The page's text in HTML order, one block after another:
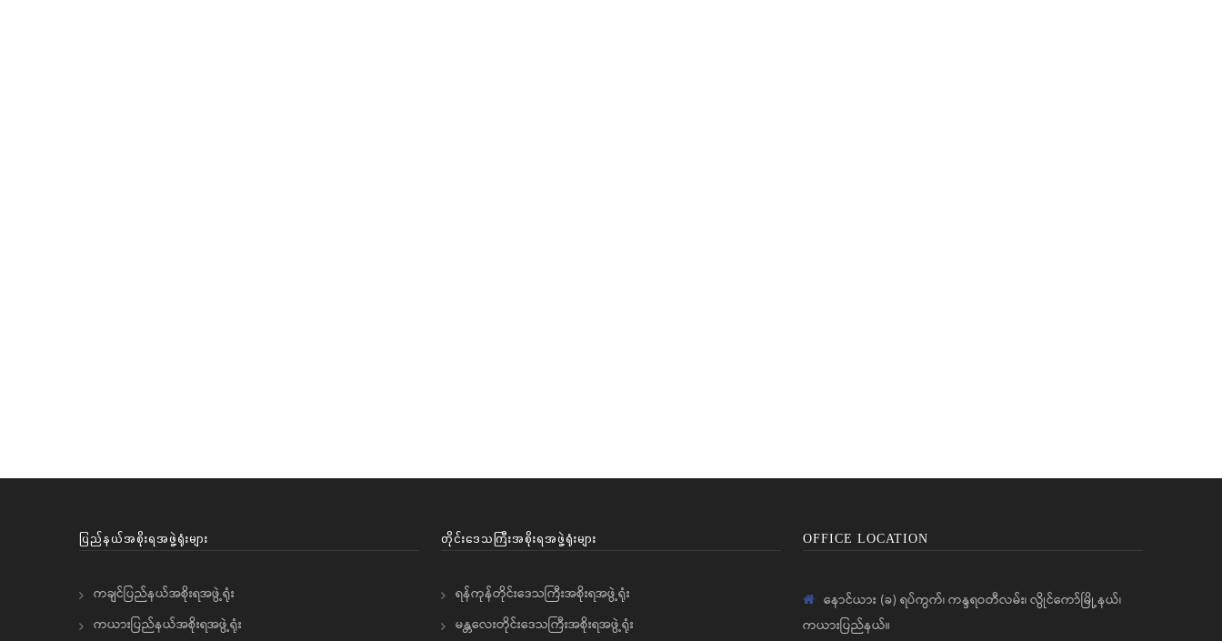
ပြည်နယ်အစိုးရအဖွဲ့ရုံးများ
ကချင်ပြည်နယ်အစိုးရအဖွဲ့ရုံး
ကယားပြည်နယ်အစိုးရအဖွဲ့ရုံး
တိုင်းဒေသကြီးအစိုးရအဖွဲ့ရုံးများ
ရန်ကုန်တိုင်းဒေသကြီးအစိုးရအဖွဲ့ရုံး
မန္တလေးတိုင်းဒေသကြီးအစိုးရအဖွဲ့ရုံး
OFFICE LOCATION
နောင်ယား (ခ) ရပ်ကွက်၊ ကန္ဒရဝတီလမ်း၊ လွိုင်ကော်မြို့နယ်၊
ကယားပြည်နယ်။